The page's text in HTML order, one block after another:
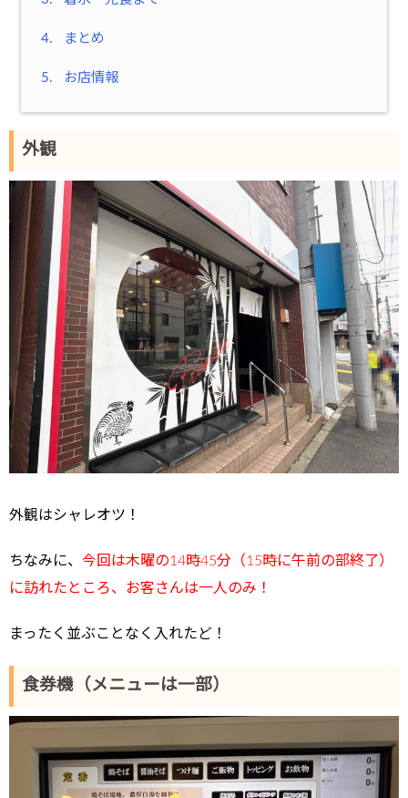
4. まとめ
5. お店情報
外観
外観はシャレオツ！
ちなみに、 今回は木曜の14時45分（15時に午前の部終了）
に訪れたところ、お客さんは一人のみ！
まったく並ぶことなく入れたど！
食券機（メニューは一部）